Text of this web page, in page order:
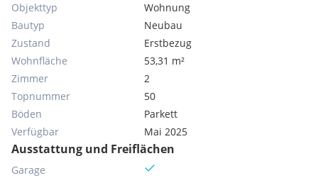
Objekttyp
Wohnung
Bautyp
Neubau
Zustand
Erstbezug
Wohnfläche
53,31 m²
Zimmer
2
Topnummer
50
Böden
Parkett
Verfügbar
Mai 2025
Ausstattung und Freiflächen
Garage